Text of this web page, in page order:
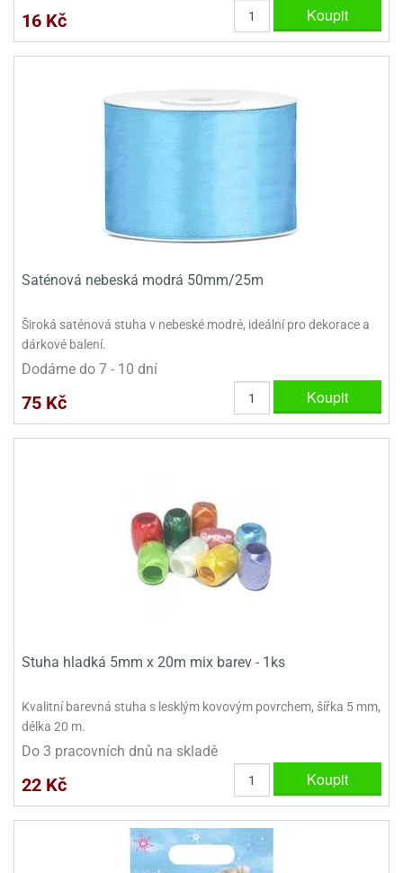
16 Kč Koupit
Saténová nebeská modrá 50mm/25m
Široká saténová stuha v nebeské modré, ideální pro dekorace a
dárkové balení.
Dodáme do 7 - 10 dní
75 Kč Koupit
Stuha hladká 5mm x 20m mix barev - 1ks
Kvalitní barevná stuha s lesklým kovovým povrchem, šířka 5 mm,
délka 20 m.
Do 3 pracovních dnů na skladě
22 Kč Koupit